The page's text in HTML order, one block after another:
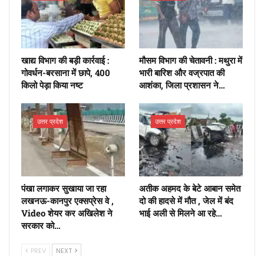
खाद्य विभाग की बड़ी कार्रवाई :
गोवर्धन-बरसाना में छापे, 400
किलो पेड़ा किया नष्ट
मौसम विभाग की चेतावनी : मथुरा में
भारी बारिश और वज्रपात की
आशंका, जिला प्रशासन ने…
उत्तर प्रदेश
पंखा लगाकर सुखाया जा रहा
लखनऊ-कानपुर एक्सप्रेस वे ,
Video शेयर कर अखिलेश ने
सरकार को…
उत्तर प्रदेश
अतीक अहमद के बेटे आबान समेत
दो की हादसे में मौत , जेल में बंद
भाई अली से मिलने आ रहे…
PREV NEXT